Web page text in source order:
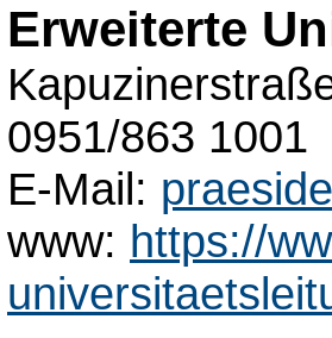
Erweiterte
0951/863 1001
E-Mail:
www: https://